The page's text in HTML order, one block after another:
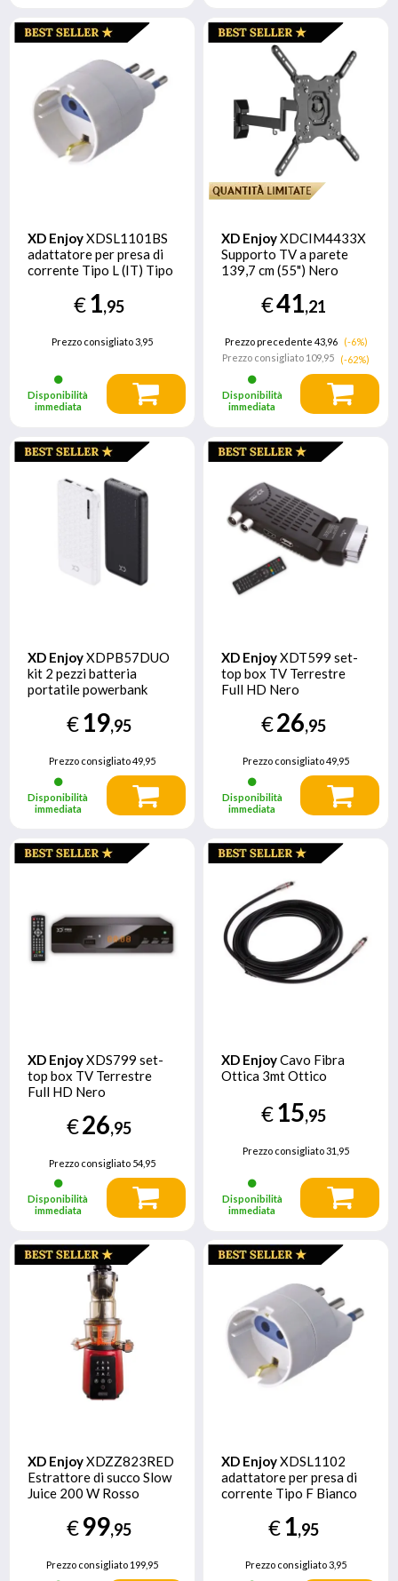
XD EnjoyXDSL1101BS
adattatore per presa di
corrente Tipo L (IT) Tipo
€1,95
Prezzo consigliato3,95
Disponibilità
immediata
XD EnjoyXDCIM4433X
Supporto TV a parete
139,7 cm (55") Nero
€41,21
Prezzo precedente 43,96
(-6%)
Prezzo consigliato 109,95 (-62%)
Disponibilità
immediata
XD EnjoyXDPB57DUO
kit 2 pezzi batteria
portatile powerbank
€19,95
Prezzo consigliato49,95
Disponibilità
immediata
XD EnjoyXDT599 set-
top box TV Terrestre
Full HD Nero
€26,95
Prezzo consigliato49,95
Disponibilità
immediata
XD EnjoyXDS799 set-
top box TV Terrestre
Full HD Nero
€26,95
Prezzo consigliato54,95
Disponibilità
immediata
XD EnjoyCavo Fibra
Ottica 3mt Ottico
€15,95
Prezzo consigliato31,95
Disponibilità
immediata
XD EnjoyXDZZ823RED
Estrattore di succo Slow
Juice 200 W Rosso
€99,95
Prezzo consigliato199,95
XD EnjoyXDSL1102
adattatore per presa di
corrente Tipo F Bianco
€1,95
Prezzo consigliato3,95